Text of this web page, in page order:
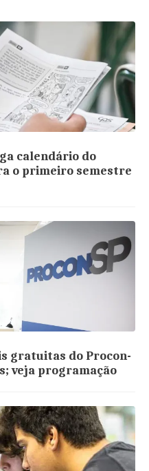
calendário do
o primeiro semestre
gratuitas do Procon-
veja programação